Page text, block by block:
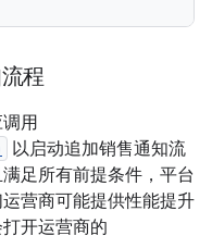
程
用
以启动追加销售通知流
足所有前提条件，平台
营商可能提供性能提升
开运营商的